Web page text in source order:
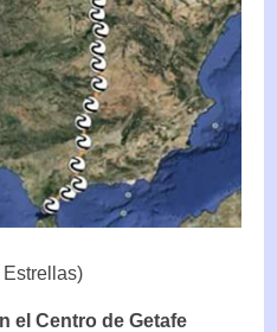
Estrellas)
el Centro de Getafe